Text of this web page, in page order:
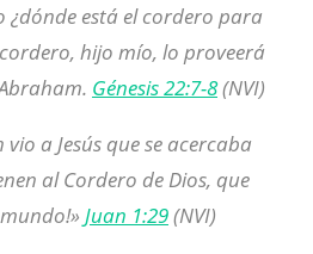
¿dónde está el cordero para
hijo mío, lo proveerá
Génesis 22:7-8(NVI)
a Jesús que se acercaba
al Cordero de Dios, que
Juan 1:29(NVI)